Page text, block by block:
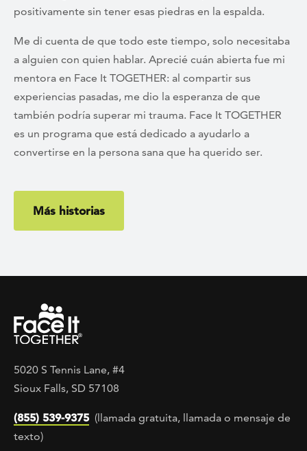
positivamente sin tener esas piedras en la espalda.
Me di cuenta de que todo este tiempo, solo necesitaba
a alguien con quien hablar. Aprecié cuán abierta fue mi
mentora en Face It TOGETHER: al compartir sus
experiencias pasadas, me dio la esperanza de que
también podría superar mi trauma. Face It TOGETHER
es un programa que está dedicado a ayudarlo a
convertirse en la persona sana que ha querido ser.
Más historias
5020 S Tennis Lane, #4
Sioux Falls, SD 57108
(855) 539-9375 (llamada gratuita, llamada o mensaje de
texto)